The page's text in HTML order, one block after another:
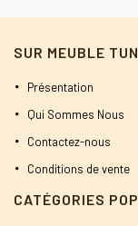
1800
SUR MEUBLE
Présentation
Qui Sommes Nous
Contactez-nous
Conditions de vente
CATÉGORIES